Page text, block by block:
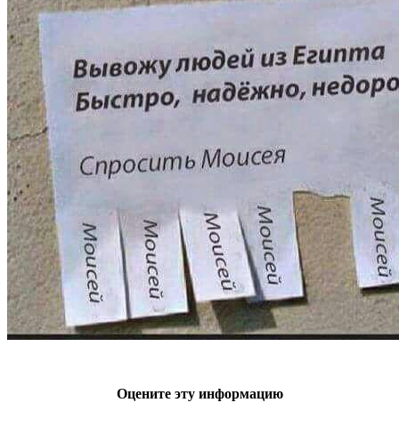
Оцените эту информацию